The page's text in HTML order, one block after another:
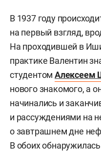
В 1937 году
на первый взгляд,
На проходившей в
практике Валентин
студентом
нового знакомого, а
начинались и
и рассуждениями на
о завтрашнем дне
В обоих